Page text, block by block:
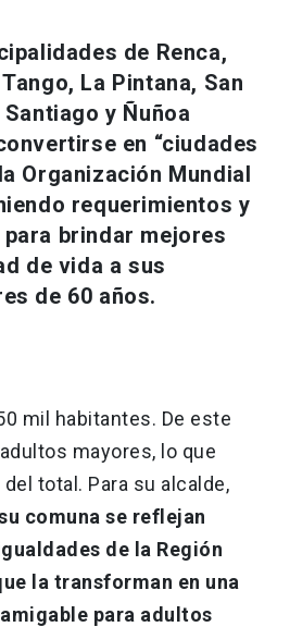
de Renca,
La Pintana, San
y Ñuñoa
en “ciudades
Organización Mundial
requerimientos y
brindar mejores
de vida a sus
de 60 años.
mil habitantes. De este
mayores, lo que
total. Para su alcalde,
comuna se reflejan
de la Región
la transforman en una
para adultos